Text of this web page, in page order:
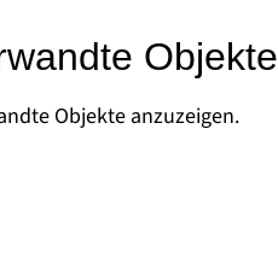
Objekte
Objekte anzuzeigen.